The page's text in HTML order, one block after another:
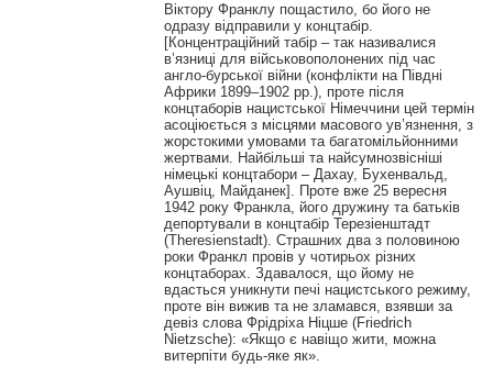
Віктору Франклу пощастило, бо його не
одразу відправили у концтабір.
[Концентраційний табір – так називалися
в’язниці для військовополонених під час
англо-бурської війни (конфлікти на Півдні
Африки 1899–1902 рр.), проте після
концтаборів нацистської Німеччини цей термін
асоціюється з місцями масового ув’язнення, з
жорстокими умовами та багатомільйонними
жертвами. Найбільші та найсумнозвісніші
німецькі концтабори – Дахау, Бухенвальд,
Аушвіц, Майданек]. Проте вже 25 вересня
1942 року Франкла, його дружину та батьків
депортували в концтабір Терезіенштадт
(Theresienstadt). Страшних два з половиною
роки Франкл провів у чотирьох різних
концтаборах. Здавалося, що йому не
вдасться уникнути печі нацистського режиму,
проте він вижив та не зламався, взявши за
девіз слова Фрідріха Ніцше (Friedrich
Nietzsche): «Якщо є навіщо жити, можна
витерпіти будь-яке як».